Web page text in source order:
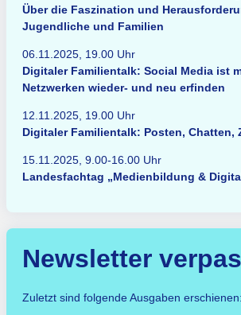
Über die Faszination und
Jugendliche und Familien
06.11.2025, 19.00 Uhr
Digitaler Familientalk: Social Media ist
Netzwerken wieder- und neu erfinden
12.11.2025, 19.00 Uhr
Digitaler Familientalk: Posten, Chatten,
15.11.2025, 9.00-16.00 Uhr
Landesfachtag „Medienbildung &
Newsletter
Zuletzt sind folgende Ausgaben erschienen: